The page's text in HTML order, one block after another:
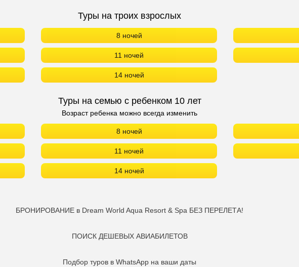
Туры на троих взрослых
8 ночей
11 ночей
14 ночей
Туры на семью с ребенком 10 лет
Возраст ребенка можно всегда изменить
8 ночей
11 ночей
14 ночей
БРОНИРОВАНИЕ в Dream World Aqua Resort & Spa БЕЗ ПЕРЕЛЕТА!
ПОИСК ДЕШЕВЫХ АВИАБИЛЕТОВ
Подбор туров в WhatsApp на ваши даты